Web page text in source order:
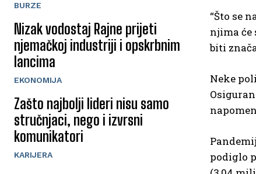
BURZE
Nizak vodostaj Rajne prijeti
njemačkoj industriji i opskrbnim
lancima
EKONOMIJA
Zašto najbolji lideri nisu samo
stručnjaci, nego i izvrsni
komunikatori
KARIJERA
“Što se
njima će
biti
Neke
podiglo